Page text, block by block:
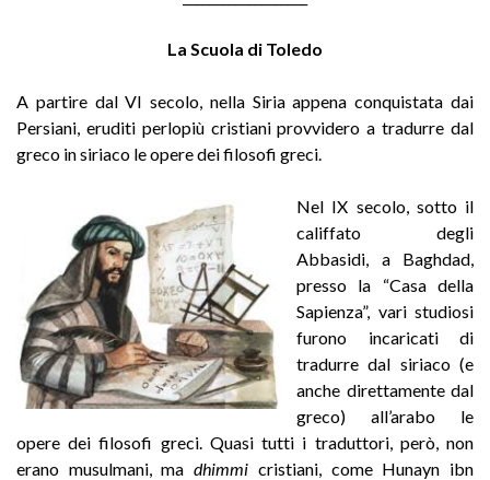
La Scuola di Toledo
A partire dal VI secolo, nella Siria appena conquistata dai
Persiani, eruditi perlopiù cristiani provvidero a tradurre dal
greco in siriaco le opere dei filosofi greci.
Nel IX secolo, sotto il
califfato degli
Abbasidi, a Baghdad,
presso la “Casa della
Sapienza”, vari studiosi
furono incaricati di
tradurre dal siriaco (e
anche direttamente dal
greco) all’arabo le
opere dei filosofi greci. Quasi tutti i traduttori, però, non
erano musulmani, madhimmi cristiani, come Hunayn ibn